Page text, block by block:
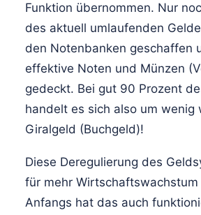
Funktion übernommen. Nur
des aktuell umlaufenden
den Notenbanken geschaffen
effektive Noten und Münzen
gedeckt. Bei gut 90 Prozent
handelt es sich also um wenig
Giralgeld (Buchgeld)!
Diese Deregulierung des
für mehr Wirtschaftswachstum
Anfangs hat das auch